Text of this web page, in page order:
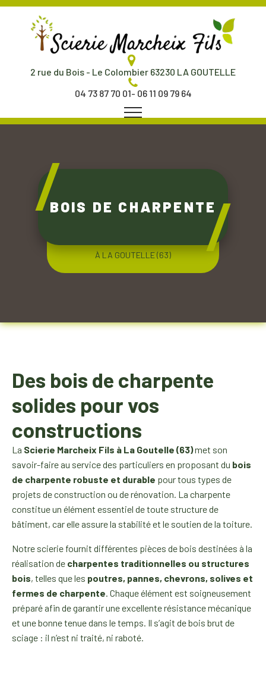
2 rue du Bois - Le Colombier 63230 LA GOUTELLE
04 73 87 70 01- 06 11 09 79 64
BOIS DE CHARPENTE
À LA GOUTELLE (63)
Des bois de charpente
solides pour vos
constructions
La Scierie Marcheix Fils à La Goutelle (63)met son
savoir-faire au service des particuliers en proposant du bois
de charpente robuste et durable pour tous types de
projets de construction ou de rénovation. La charpente
constitue un élément essentiel de toute structure de
bâtiment, car elle assure la stabilité et le soutien de la toiture.
Notre scierie fournit différentes pièces de bois destinées à la
réalisation de charpentes traditionnelles ou structures
bois, telles que les poutres, pannes, chevrons, solives et
fermes de charpente. Chaque élément est soigneusement
préparé afin de garantir une excellente résistance mécanique
et une bonne tenue dans le temps. Il s’agit de bois brut de
sciage : il n’est ni traité, ni raboté.